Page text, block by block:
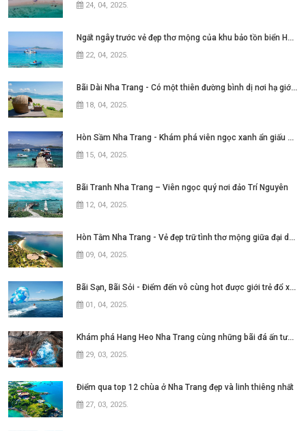
24, 04, 2025.
Ngất ngây trước vẻ đẹp thơ mộng của khu bảo tồn biển Hòn Mun Nha Trang
22, 04, 2025.
Bãi Dài Nha Trang - Có một thiên đường bình dị nơi hạ giới với biển xanh cát trắng quanh năm sóng xô bờ
18, 04, 2025.
Hòn Sầm Nha Trang - Khám phá viên ngọc xanh ẩn giấu giữa vịnh Nha Phu
15, 04, 2025.
Bãi Tranh Nha Trang – Viên ngọc quý nơi đảo Trí Nguyên
12, 04, 2025.
Hòn Tằm Nha Trang - Vẻ đẹp trữ tình thơ mộng giữa đại dương xanh ngát
09, 04, 2025.
Bãi Sạn, Bãi Sỏi - Điểm đến vô cùng hot được giới trẻ đổ xô tìm kiếm tại thành
01, 04, 2025.
Khám phá Hang Heo Nha Trang cùng những bãi đá ấn tượng
29, 03, 2025.
Điểm qua top 12 chùa ở Nha Trang đẹp và linh thiêng nhất
27, 03, 2025.